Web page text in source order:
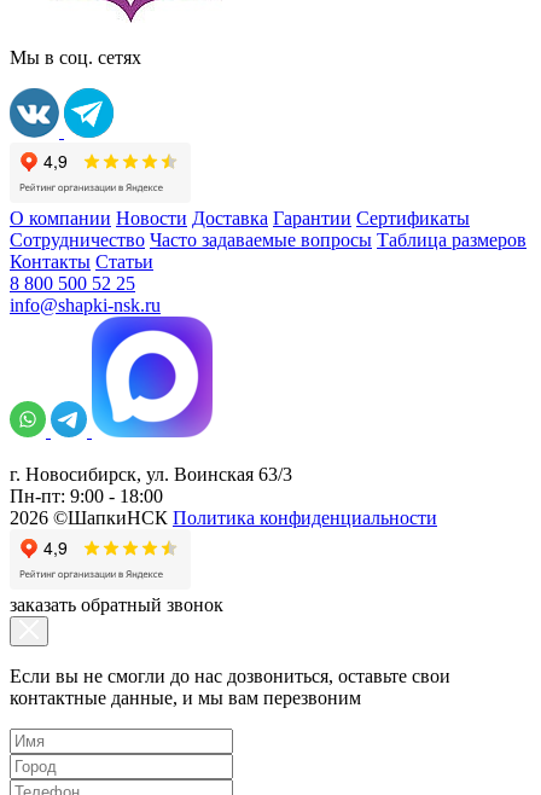
Мы в соц. сетях
О компании Новости Доставка Гарантии Сертификаты
Сотрудничество Часто задаваемые вопросы Таблица размеров
Контакты Статьи
8 800 500 52 25
info@shapki-nsk.ru
г. Новосибирск, ул. Воинская 63/3
Пн-пт: 9:00 - 18:00
2026 ©ШапкиНСК Политика конфиденциальности
заказать обратный звонок
Если вы не смогли до нас дозвониться, оставьте свои
контактные данные, и мы вам перезвоним